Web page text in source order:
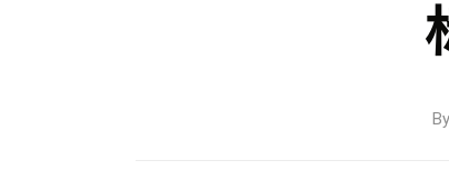
By